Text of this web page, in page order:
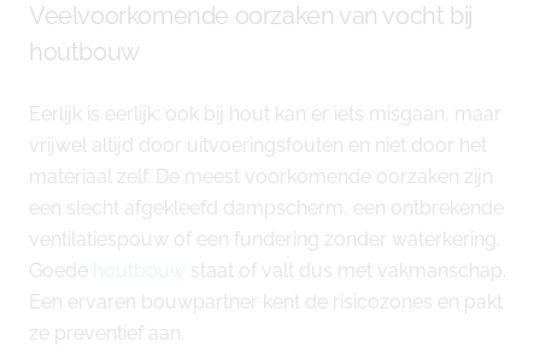
Veelvoorkomende oorzaken van vocht bij
houtbouw
Eerlijk is eerlijk: ook bij hout kan er iets misgaan, maar
vrijwel altijd door uitvoeringsfouten en niet door het
materiaal zelf. De meest voorkomende oorzaken zijn
een slecht afgekleefd dampscherm, een ontbrekende
ventilatiespouw of een fundering zonder waterkering.
Goede houtbouw staat of valt dus met vakmanschap.
Een ervaren bouwpartner kent de risicozones en pakt
ze preventief aan.